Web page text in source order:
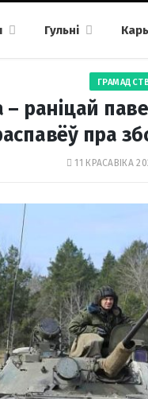
Гульні
раніцай
пра
11 КРАСАВІКА